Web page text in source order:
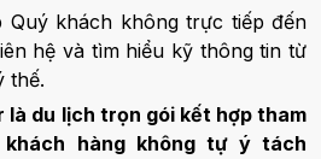
Quý khách không trực tiếp đến
hệ và tìm hiểu kỹ thông tin từ
thế.
là du lịch trọn gói kết hợp tham
khách hàng không tự ý tách